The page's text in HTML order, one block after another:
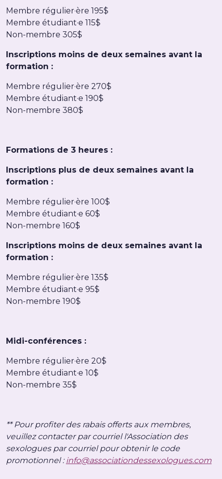
Membre régulier·ère 195$
Membre étudiant·e 115$
Non-membre 305$
Inscriptions moins de deux semaines avant la
formation :
Membre régulier·ère 270$
Membre étudiant·e 190$
Non-membre 380$
Formations de 3 heures :
Inscriptions plus de deux semaines avant la
formation :
Membre régulier·ère 100$
Membre étudiant·e 60$
Non-membre 160$
Inscriptions moins de deux semaines avant la
formation :
Membre régulier·ère 135$
Membre étudiant·e 95$
Non-membre 190$
Midi-conférences :
Membre régulier·ère 20$
Membre étudiant·e 10$
Non-membre 35$
** Pour profiter des rabais offerts aux membres,
veuillez contacter par courriel l'Association des
sexologues par courriel pour obtenir le code
promotionnel :info@associationdessexologues.com